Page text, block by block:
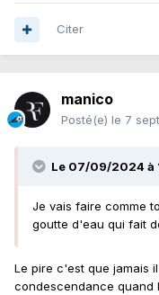
Citer
manico
Posté(e) le 7
Le 07/09/2024 à
Je vais faire comme
goutte d'eau qui fait
Le pire c'est que jamais
condescendance quand